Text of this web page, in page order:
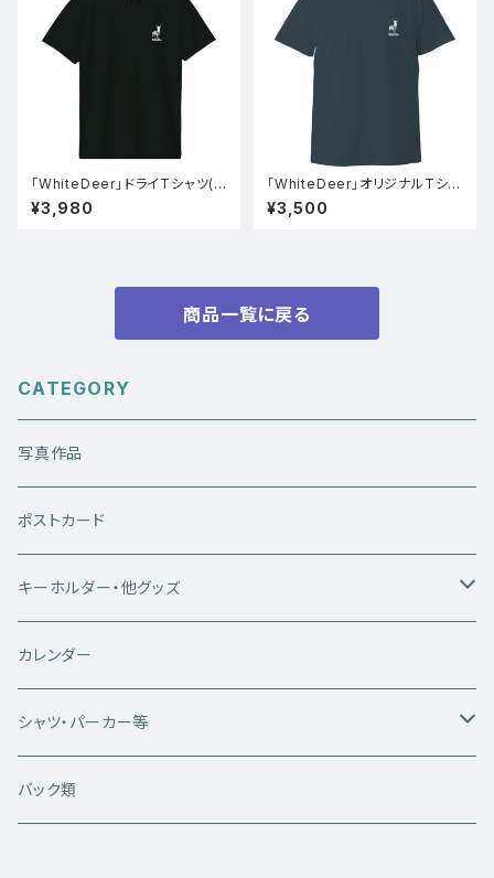
「WhiteDeer」ドライTシャツ(ブ
ラック)
¥3,980
「WhiteDeer」オリジナルTシャ
ツ(スレート)
¥3,500
商品一覧に戻る
CATEGORY
写真作品
ポストカード
キーホルダー・他グッズ
キーホルダー
雑貨類
カレンダー
シャツ・パーカー等
白いシカちゃんシリーズ
バック類